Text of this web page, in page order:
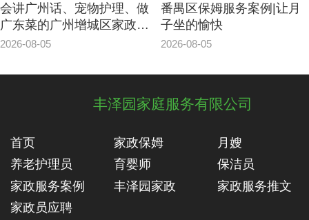
会讲广州话、宠物护理、做
广东菜的广州增城区家政保
洁案例
2026-08-05
番禺区保姆服务案例|让月
子坐的愉快
2026-08-05
丰泽园家庭服务有限公司
首页 家政保姆
月嫂
养老护理员
育婴师
保洁员
家政服务案例
丰泽园家政
家政服务推文
家政员应聘